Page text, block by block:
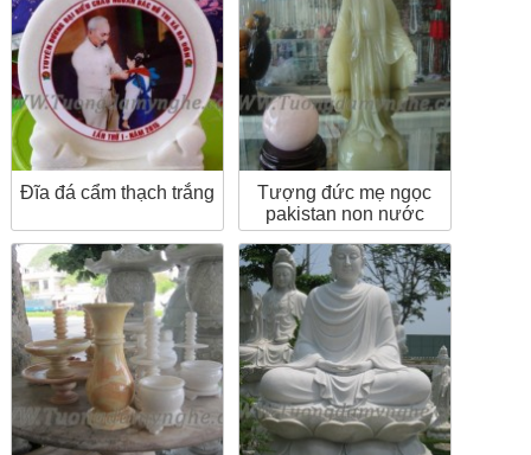
Đĩa đá cẩm thạch trắng
Tượng đức mẹ ngọc
pakistan non nước